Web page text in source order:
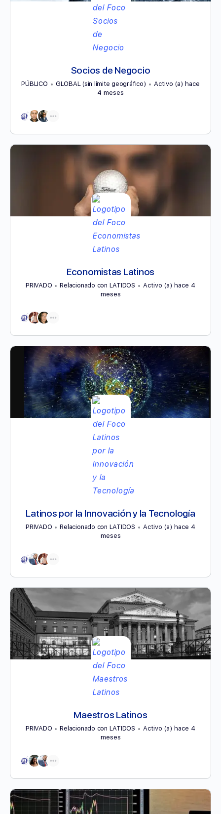
Socios de Negocio
PÚBLICO GLOBAL (sin límite geográfico)
Activo (a) hace
4 meses
Economistas Latinos
PRIVADO Relacionado con LATIDOS
Activo (a) hace 4
meses
Latinos por la Innovación y la Tecnología
PRIVADO Relacionado con LATIDOS
Activo (a) hace 4
meses
Maestros Latinos
PRIVADO Relacionado con LATIDOS
Activo (a) hace 4
meses